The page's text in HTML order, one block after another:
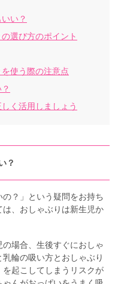
い？
選び方のポイント
使う際の注意点
く活用しましょう
？
の？」という疑問をお持ち
、おしゃぶりは新生児か
場合、生後すぐにおしゃ
輪の吸い方とおしゃぶり
起こしてしまうリスクが